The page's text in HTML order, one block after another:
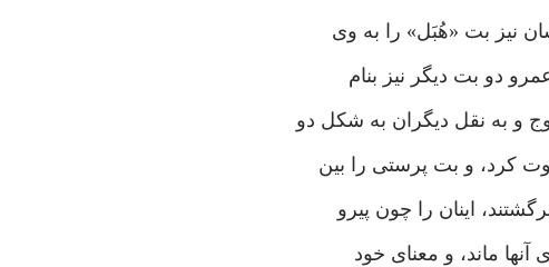
نیز بت «هُبَل» را به وی
دو بت دیگر نیز بنام
و به نقل دیگران به شکل دو
کرد، و بت پرستی را بین
اینان را چون پیرو
ماند، و معنای خود